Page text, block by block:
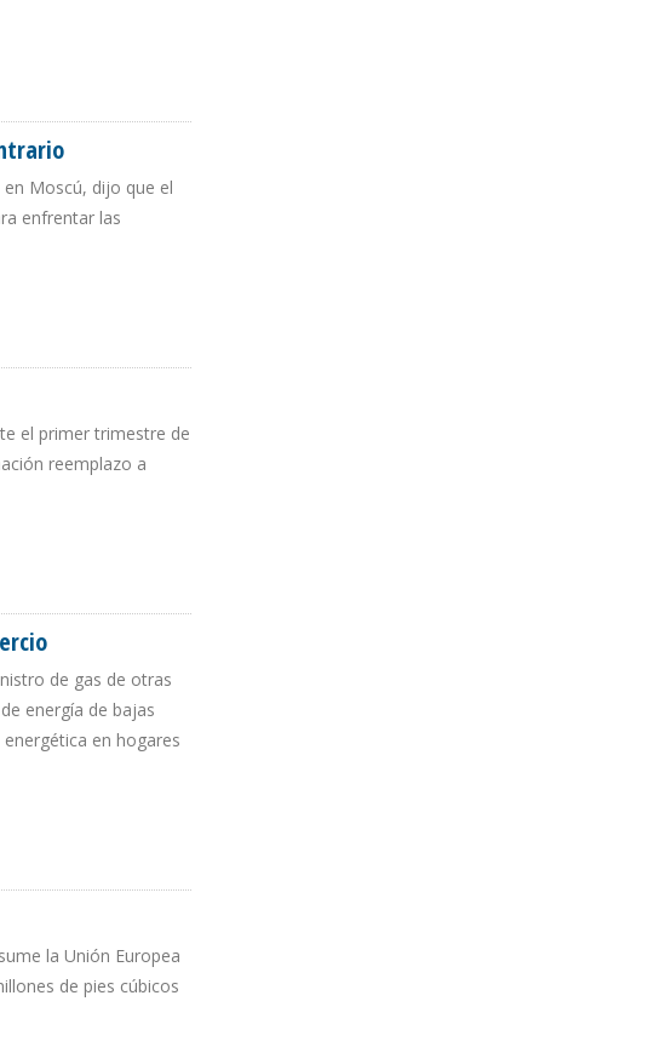
Moscú, dijo que el
enfrentar las
el primer trimestre de
reemplazo a
de gas de otras
energía de bajas
en hogares
la Unión Europea
de pies cúbicos